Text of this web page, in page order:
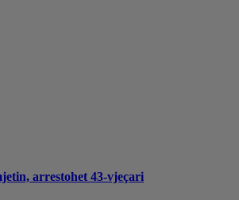
arrestohet 43-vjeçari